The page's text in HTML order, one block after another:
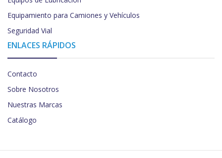
Equipamiento para Camiones y Vehículos
Seguridad Vial
ENLACES RÁPIDOS
Contacto
Sobre Nosotros
Nuestras Marcas
Catálogo